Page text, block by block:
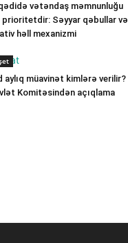
vətəndaş məmnunluğu
prioritetdir: Səyyar qəbullar və
həll mexanizmi
aylıq müavinət kimlərə verilir?
Komitəsindən açıqlama